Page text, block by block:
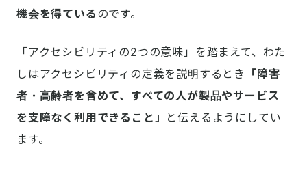
機会を得ている のです。
「アクセシビリティの2つの意味」を踏まえて、わた
しはアクセシビリティの定義を説明するとき
「障害
者・高齢者を含めて、すべての人が製品やサービス
を支障なく利用できること」
と伝えるようにしてい
ます。